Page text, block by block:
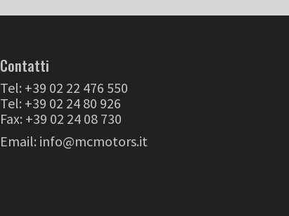
Contatti
Tel: +39 02 22 476 550
Tel: +39 02 24 80 926
Fax: +39 02 24 08 730
Email: info@mcmotors.it